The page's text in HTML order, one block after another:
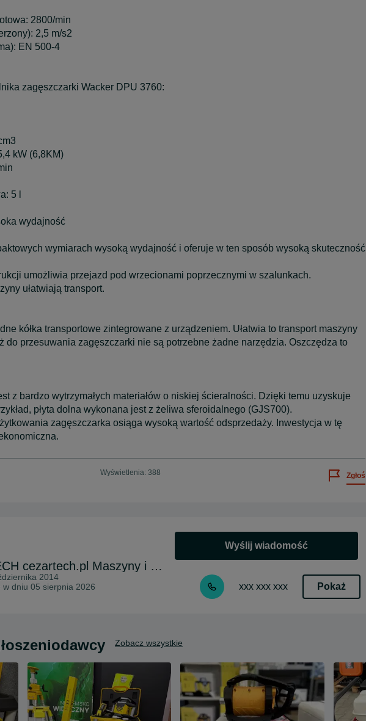
2800/min
2,5 m/s2
EN 500-4
zagęszczarki Wacker DPU 3760:
kW (6,8KM)
5 l
wydajność
wymiarach wysoką wydajność i oferuje w ten sposób wysoką skuteczność
umożliwia przejazd pod wrzecionami poprzecznymi w szalunkach.
ułatwiają transport.
kółka transportowe zintegrowane z urządzeniem. Ułatwia to transport maszyny
do przesuwania zagęszczarki nie są potrzebne żadne narzędzia. Oszczędza to
z bardzo wytrzymałych materiałów o niskiej ścieralności. Dzięki temu uzyskuje
płyta dolna wykonana jest z żeliwa sferoidalnego (GJS700).
zagęszczarka osiąga wysoką wartość odsprzedaży. Inwestycja w tę
Wyświetlenia: 388 Zgłoś
CEZAR TECH cezartech.pl Maszyny i Urzadzenia
2014
w dniu 05 sierpnia 2026
Wyślij wiadomość
xxx xxx xxx Pokaż
Zobacz wszystkie